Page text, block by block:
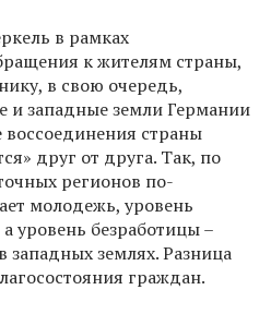
в рамках
к жителям страны,
в свою очередь,
и западные земли Германии
воссоединения страны
друг от друга. Так, по
регионов по-
молодежь, уровень
уровень безработицы –
землях. Разница
граждан.